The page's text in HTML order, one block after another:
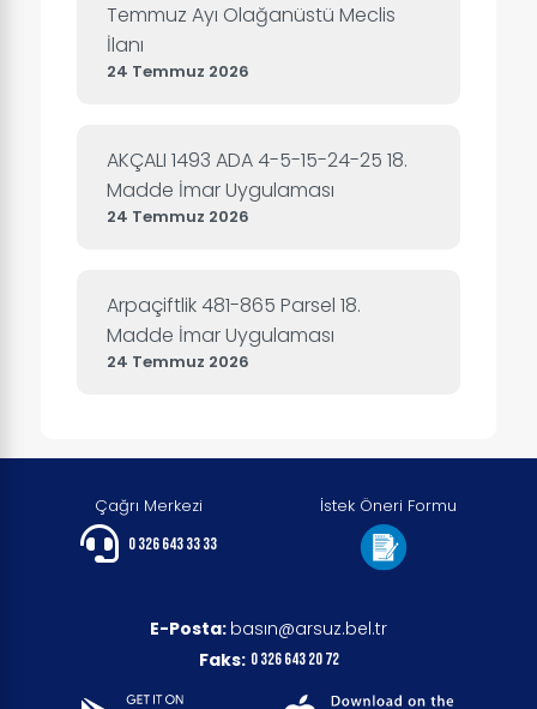
Temmuz Ayı Olağanüstü Meclis
İlanı
24 Temmuz 2026
AKÇALI 1493 ADA 4-5-15-24-25 18.
Madde İmar Uygulaması
24 Temmuz 2026
Arpaçiftlik 481-865 Parsel 18.
Madde İmar Uygulaması
24 Temmuz 2026
Çağrı Merkezi
0 326 643 33 33
İstek Öneri Formu
E-Posta: basın@arsuz.bel.tr
Faks: 0 326 643 20 72